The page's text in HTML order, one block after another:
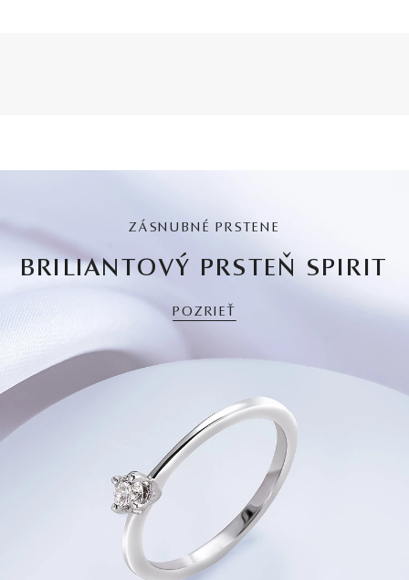
ZÁSNUBNÉ PRSTENE
BRILIANTOVÝ PRSTEŇ SPIRIT
POZRIEŤ